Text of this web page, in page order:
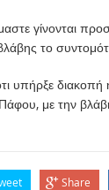
γίνονται
το
υπήρξε
με την
Share